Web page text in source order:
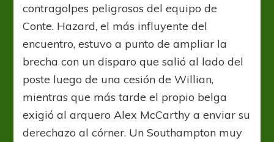
contragolpes peligrosos del equipo de
Conte. Hazard, el más influyente del
encuentro, estuvo a punto de ampliar la
brecha con un disparo que salió al lado del
poste luego de una cesión de Willian,
mientras que más tarde el propio belga
exigió al arquero Alex McCarthy a enviar su
derechazo al córner. Un Southampton muy